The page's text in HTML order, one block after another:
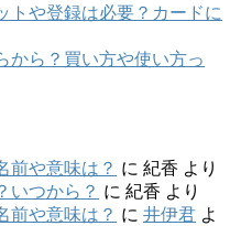
トや登録は必要？カードに
から？買い方や使い方っ
前や意味は？ に 紀香 より
いつから？ に 紀香 より
前や意味は？ に 井伊君 よ